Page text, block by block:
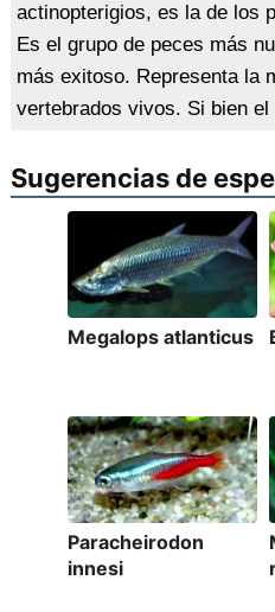
actinopterigios, es la de los
Es el grupo de peces más
más exitoso. Representa la
vertebrados vivos. Si bien
Sugerencias de
Megalops atlanticus
Paracheirodon
innesi